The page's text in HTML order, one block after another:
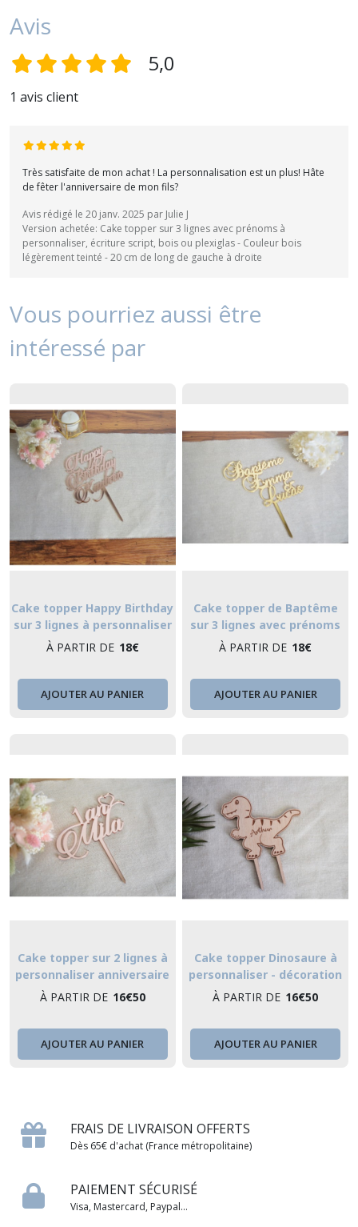
Avis
5,0
1 avis client
Très satisfaite de mon achat ! La personnalisation est un plus! Hâte
de fêter l'anniversaire de mon fils?
Avis rédigé le 20 janv. 2025 par Julie J
Version achetée: Cake topper sur 3 lignes avec prénoms à
personnaliser, écriture script, bois ou plexiglas - Couleur bois
légèrement teinté - 20 cm de long de gauche à droite
Vous pourriez aussi être
intéressé par
Cake topper Happy Birthday
sur 3 lignes à personnaliser
avec prénom, écriture
À PARTIR DE 18€
AJOUTER AU PANIER
Cake topper de Baptême
sur 3 lignes avec prénoms
écriture manuscrite, bois ou
À PARTIR DE 18€
AJOUTER AU PANIER
Cake topper sur 2 lignes à
personnaliser anniversaire
avec prénom et coeur -
d'anniversaire
personnalisée
À PARTIR DE 16€50
AJOUTER AU PANIER
Cake topper Dinosaure à
personnaliser - décoration
gâteau d'anniversaire
À PARTIR DE 16€50
AJOUTER AU PANIER
FRAIS DE LIVRAISON OFFERTS
Dès 65€ d'achat (France métropolitaine)
PAIEMENT SÉCURISÉ
Visa, Mastercard, Paypal...